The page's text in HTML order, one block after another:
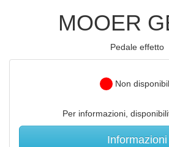
MOOER
Pedale effetto
Non
Per informazioni,
Informazioni